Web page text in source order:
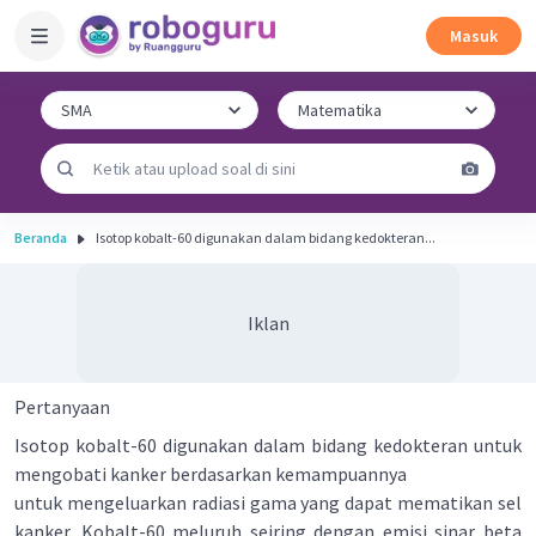
Masuk
Beranda Isotop kobalt-60 digunakan dalam bidang kedokteran...
Iklan
Pertanyaan
Isotop kobalt-60 digunakan dalam bidang kedokteran untuk
mengobati kanker berdasarkan kemampuannya
untuk mengeluarkan radiasi gama yang dapat mematikan sel
kanker. Kobalt-60 meluruh seiring dengan emisi sinar beta